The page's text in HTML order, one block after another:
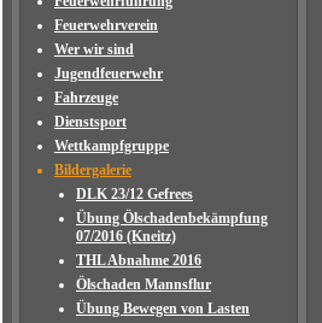
Feuerwehrverein
Wer wir sind
Jugendfeuerwehr
Fahrzeuge
Dienstsport
Wettkampfgruppe
Bildergalerie
DLK 23/12 Gefrees
Übung Ölschadenbekämpfung
07/2016 (Kneitz)
THL Abnahme 2016
Ölschaden Mannsflur
Übung Bewegen von Lasten